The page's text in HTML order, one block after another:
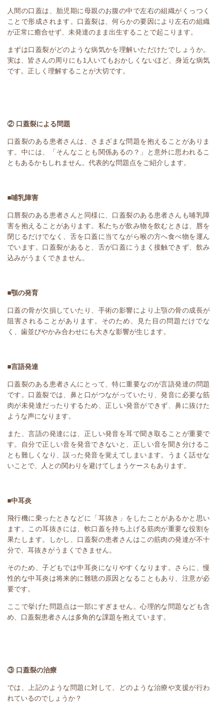
人間の口蓋は、胎児期に母親のお腹の中で左右の組織がくっつく
ことで形成されます。口蓋裂は、何らかの要因により左右の組織
が正常に癒合せず、未発達のまま出生することで起こります。
まずは口蓋裂がどのような病気かを理解いただけたでしょうか。
実は、皆さんの周りにも 1 人いてもおかしくないほど、身近な病気
です。正しく理解することが大切です。
② 口蓋裂による問題
口蓋裂のある患者さんは、さまざまな問題を抱えることがありま
す。中には、「そんなことも関係あるの？」と意外に思われるこ
ともあるかもしれません。代表的な問題点をご紹介します。
■哺乳障害
口唇裂のある患者さんと同様に、口蓋裂のある患者さんも哺乳障
害を抱えることがあります。私たちが飲み物を飲むときは、唇を
閉じるだけでなく、舌を口蓋に当てながら喉の方へ食べ物を運ん
でいます。口蓋裂があると、舌が口蓋にうまく接触できず、飲み
込みがうまくできません。
■顎の発育
口蓋の骨が欠損していたり、手術の影響により上顎の骨の成長が
阻害されることがあります。そのため、見た目の問題だけでな
く、歯並びやかみ合わせにも大きな影響が生じます。
■言語発達
口蓋裂のある患者さんにとって、特に重要なのが言語発達の問題
です。口蓋裂では、鼻と口がつながっていたり、発音に必要な筋
肉が未発達だったりするため、正しい発音ができず、鼻に抜けた
ような声になります。
また、言語の発達には、正しい発音を耳で聞き取ることが重要で
す。自分で正しい音を発音できないと、正しい音を聞き分けるこ
とも難しくなり、誤った発音を覚えてしまいます。うまく話せな
いことで、人との関わりを避けてしまうケースもあります。
■中耳炎
飛行機に乗ったときなどに「耳抜き」をしたことがあるかと思い
ます。この耳抜きには、軟口蓋を持ち上げる筋肉が重要な役割を
果たします。しかし、口蓋裂の患者さんはこの筋肉の発達が不十
分で、耳抜きがうまくできません。
そのため、子どもでは中耳炎になりやすくなります。さらに、慢
性的な中耳炎は将来的に難聴の原因となることもあり、注意が必
要です。
ここで挙げた問題点は一部にすぎません。心理的な問題なども含
め、口蓋裂患者さんは多角的な課題を抱えています。
③ 口蓋裂の治療
では、上記のような問題に対して、どのような治療や支援が行わ
れているのでしょうか？